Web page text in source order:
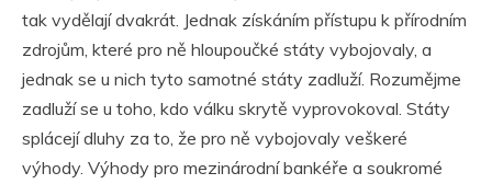
tak vydělají dvakrát. Jednak získáním přístupu k přírodním
zdrojům, které pro ně hloupoučké státy vybojovaly, a
jednak se u nich tyto samotné státy zadluží. Rozumějme
zadluží se u toho, kdo válku skrytě vyprovokoval. Státy
splácejí dluhy za to, že pro ně vybojovaly veškeré
výhody. Výhody pro mezinárodní bankéře a soukromé